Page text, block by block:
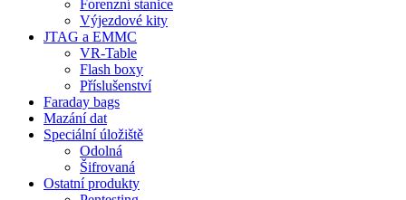
Forenzní stanice
Výjezdové kity
JTAG a EMMC
VR-Table
Flash boxy
Příslušenství
Faraday bags
Mazání dat
Speciální úložiště
Odolná
Šifrovaná
Ostatní produkty